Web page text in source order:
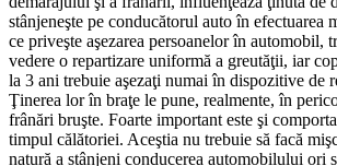
stânjeneşte pe conducătorul auto în efectuarea
ce priveşte aşezarea persoanelor în automobil,
vedere o repartizare uniformă a greutăţii, iar
la 3 ani trebuie aşezaţi numai în dispozitive de
Ţinerea lor în braţe le pune, realmente, în
frânări bruşte. Foarte important este şi
timpul călătoriei. Aceştia nu trebuie să facă
natură a stânjeni conducerea automobilului ori